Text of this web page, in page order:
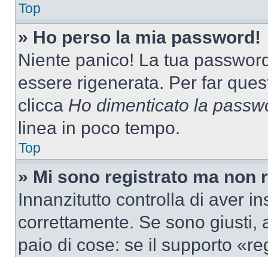
Top
» Ho perso la mia password!
Niente panico! La tua
essere rigenerata. Per far
clicca Ho dimenticato la
linea in poco tempo.
Top
» Mi sono registrato ma non
Innanzitutto controlla di aver
correttamente. Se sono giusti,
paio di cose: se il supporto